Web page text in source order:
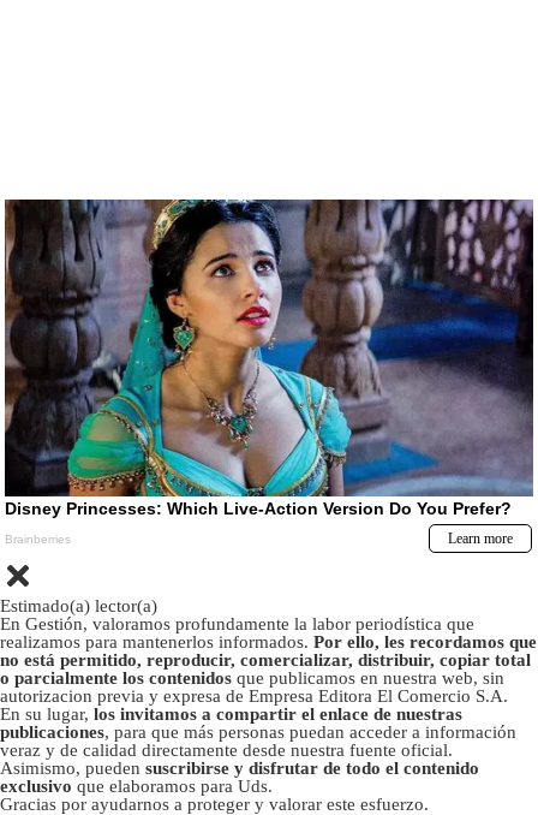
Estimado(a) lector(a)
En Gestión, valoramos profundamente la labor periodística que
realizamos para mantenerlos informados. Por ello, les recordamos que
no está permitido, reproducir, comercializar, distribuir, copiar total
o parcialmente los contenidos que publicamos en nuestra web, sin
autorizacion previa y expresa de Empresa Editora El Comercio S.A.
En su lugar, los invitamos a compartir el enlace de nuestras
publicaciones, para que más personas puedan acceder a información
veraz y de calidad directamente desde nuestra fuente oficial.
Asimismo, pueden suscribirse y disfrutar de todo el contenido
exclusivo que elaboramos para Uds.
Gracias por ayudarnos a proteger y valorar este esfuerzo.